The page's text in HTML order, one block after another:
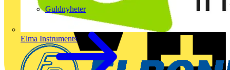
Elma Instruments
Guldnyheter